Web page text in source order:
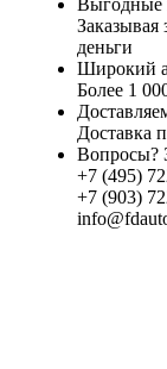
Заказывая
деньги
Широкий
Более 1
Доставка
Вопросы?
+7 (495)
+7 (903)